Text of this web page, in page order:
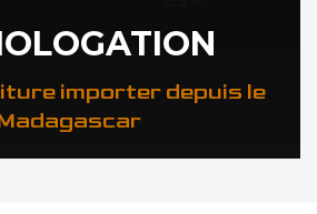
importer depuis le